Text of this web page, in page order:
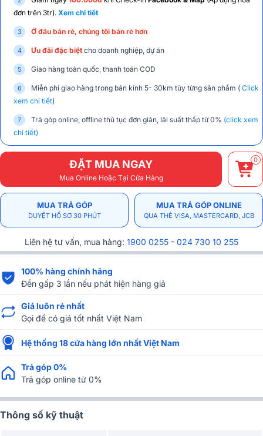
đơn trên 3tr). Xem chi tiết
Ở đâu bán rẻ, chúng tôi bán rẻ hơn
Ưu đãi đặc biệt cho doanh nghiệp, dự án
Giao hàng toàn quốc, thanh toán COD
Miễn phí giao hàng trong bán kính 5- 30km tùy từng sản phẩm ( Click
xem chi tiết)
Trả góp online, offline thủ tục đơn giản, lãi suất thấp từ 0% (click xem
chi tiết)
ĐẶT MUA NGAY
Mua Online Hoặc Tại Cửa Hàng
0
MUA TRẢ GÓP
DUYỆT HỒ SƠ 30 PHÚT
MUA TRẢ GÓP ONLINE
QUA THẺ VISA, MASTERCARD, JCB
Liên hệ tư vấn, mua hàng: 1900 0255 - 024 730 10 255
100% hàng chính hãng
Đền gấp 3 lần nếu phát hiện hàng giả
Giá luôn rẻ nhất
Gọi để có giá tốt nhất Việt Nam
Hệ thống 18 cửa hàng lớn nhất Việt Nam
Trả góp 0%
Trả góp online từ 0%
Thông số kỹ thuật